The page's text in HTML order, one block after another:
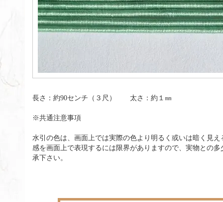
長さ：約90センチ（３尺） 太さ：約１㎜
※共通注意事項
水引の色は、画面上では実際の色より明るく或いは暗く見
感を画面上で表現するには限界がありますので、実物との
承下さい。